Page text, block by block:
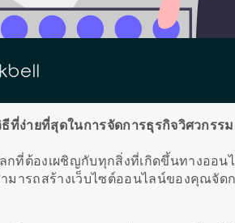
ที่ง่ายที่สุดในการจัดการธุรกิจวิศวกรร
ลกที่ต้องเผชิญกับทุกสิ่งที่เกิดขึ้นทางออน
มารถสร้างเว็บไซต์ออนไลน์ของคุณจั